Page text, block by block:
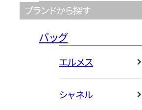
ブランドから探す
バッグ
エルメス
シャネル